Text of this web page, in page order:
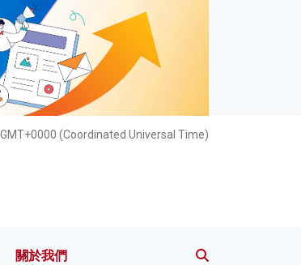
(Coordinated Universal Time)
動 關於我們
關於我們